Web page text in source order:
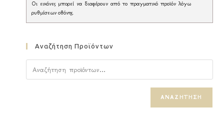
Οι εικόνες μπορεί να διαφέρουν από το πραγματικό προϊόν λόγω
ρυθμίσεων οθόνης.
Αναζήτηση Προϊόντων
ΑΝΑΖΉΤΗΣΗ